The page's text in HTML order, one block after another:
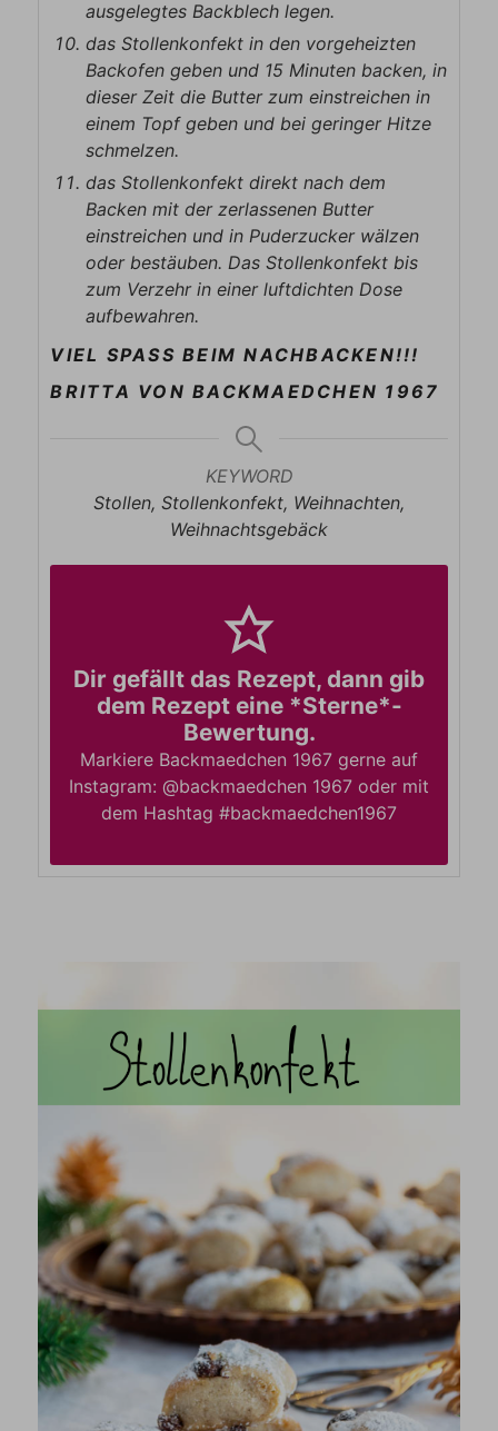
ausgelegtes Backblech legen.
das Stollenkonfekt in den vorgeheizten
Backofen geben und 15 Minuten backen, in
dieser Zeit die Butter zum einstreichen in
einem Topf geben und bei geringer Hitze
schmelzen.
das Stollenkonfekt direkt nach dem
Backen mit der zerlassenen Butter
einstreichen und in Puderzucker wälzen
oder bestäuben. Das Stollenkonfekt bis
zum Verzehr in einer luftdichten Dose
aufbewahren.
VIEL SPASS BEIM NACHBACKEN!!!
BRITTA VON BACKMAEDCHEN 1967
KEYWORD
Stollen, Stollenkonfekt, Weihnachten,
Weihnachtsgebäck
Dir gefällt das Rezept, dann gib
dem Rezept eine *Sterne*-
Bewertung.
Markiere Backmaedchen 1967 gerne auf
Instagram: @backmaedchen 1967 oder mit
dem Hashtag #backmaedchen1967